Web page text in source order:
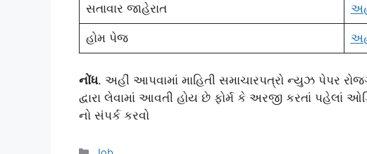
સતાવાર જાહેરાત
હોમ પેજ
નોંધ. અહીં આપવામાં માહિતી સમાચારપત્રો ન્યુઝ પેપર
દ્વારા લેવામાં આવતી હોય છે ફોર્મ કે અરજી કરતાં પહેલાં
નો સંપર્ક કરવો
Categories